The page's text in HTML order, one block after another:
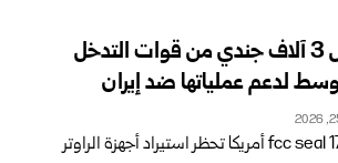
أمريكا تستعد لنقل 3 آلاف جندي من قوات التدخل
لدعم عملياتها ضد إيران